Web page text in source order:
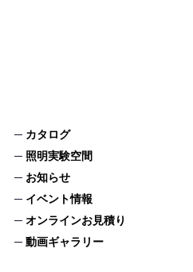
カタログ
照明実験空間
お知らせ
イベント情報
オンラインお見積り
動画ギャラリー